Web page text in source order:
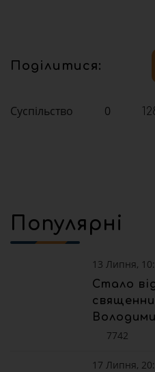
Поділитися:
Суспільство 0
Популярні
13 Липня,
Стало
7742
17 Липня,